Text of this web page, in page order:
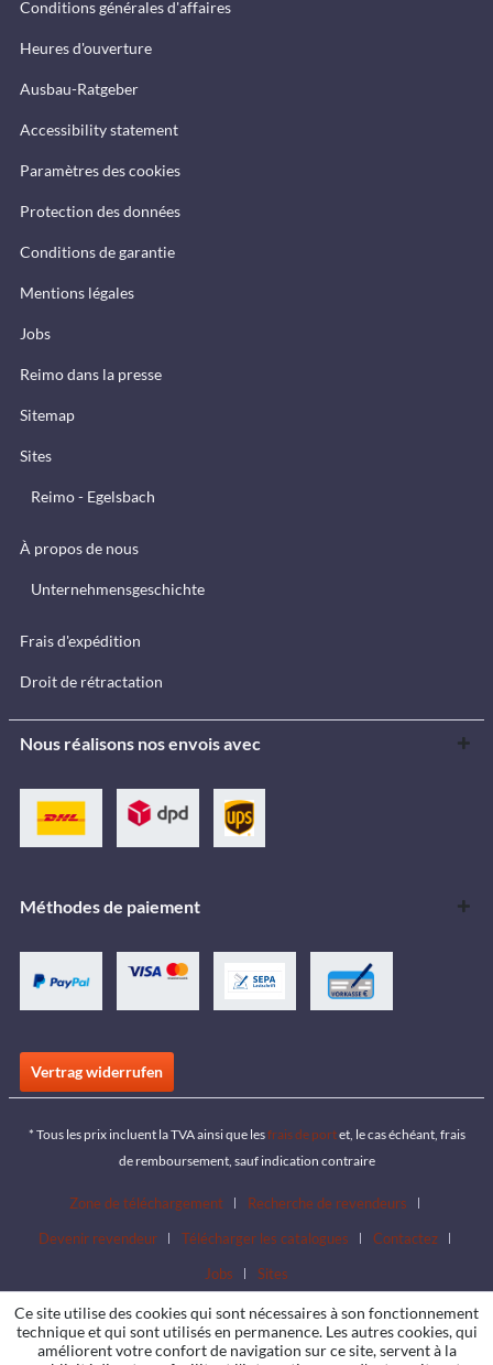
Conditions générales d'affaires
Heures d'ouverture
Ausbau-Ratgeber
Accessibility statement
Paramètres des cookies
Protection des données
Conditions de garantie
Mentions légales
Jobs
Reimo dans la presse
Sitemap
Sites
Reimo - Egelsbach
À propos de nous
Unternehmensgeschichte
Frais d'expédition
Droit de rétractation
Nous réalisons nos envois avec
Méthodes de paiement
Vertrag widerrufen
* Tous les prix incluent la TVA ainsi que lesfrais de portet, le cas échéant, frais
de remboursement, sauf indication contraire
Zone de téléchargement
Recherche de revendeurs
Devenir revendeur
Télécharger les catalogues
Contactez
Jobs
Sites
Ce site utilise des cookies qui sont nécessaires à son fonctionnement
technique et qui sont utilisés en permanence. Les autres cookies, qui
améliorent votre confort de navigation sur ce site, servent à la